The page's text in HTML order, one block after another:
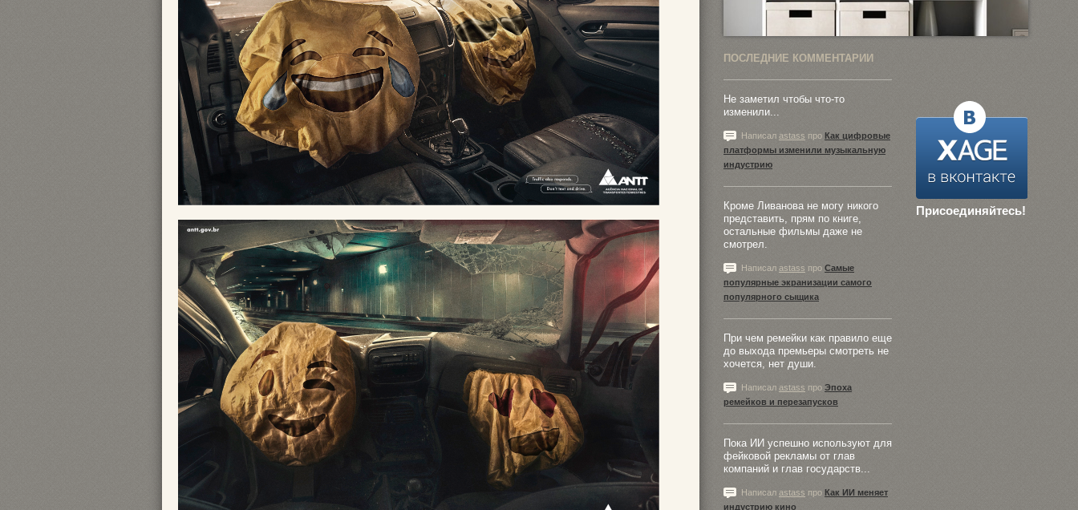
ПОСЛЕДНИЕ КОММЕНТАРИИ
Присоединяйтесь!
Не заметил чтобы что-то
изменили...
Написал astass про Как цифровые
платформы изменили музыкальную
индустрию
Кроме Ливанова не могу никого
представить, прям по книге,
остальные фильмы даже не
смотрел.
Написал astass про Самые
популярные экранизации самого
популярного сыщика
При чем ремейки как правило еще
до выхода премьеры смотреть не
хочется, нет души.
Написал astass про Эпоха
ремейков и перезапусков
Пока ИИ успешно используют для
фейковой рекламы от глав
компаний и глав государств...
Написал astass про Как ИИ меняет
индустрию кино